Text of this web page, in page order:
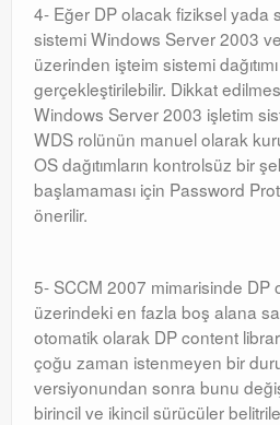
4- Eğer DP olacak fiziksel yada
sistemi Windows Server 2003
üzerinden işteim sistemi
gerçekleştirilebilir. Dikkat
Windows Server 2003 işletim
WDS rolünün manuel olarak
OS dağıtımların kontrolsüz bir
başlamaması için Password
önerilir.
5- SCCM 2007 mimarisinde DP
üzerindeki en fazla boş alana
otomatik olarak DP content
çoğu zaman istenmeyen bir
versiyonundan sonra bunu
birincil ve ikincil sürücüler